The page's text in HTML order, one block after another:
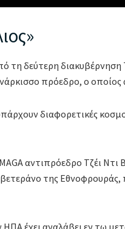
τη δεύτερη
πρόεδρο, ο οποίος
διαφορετικές
αντιπρόεδρο Τζέι
της